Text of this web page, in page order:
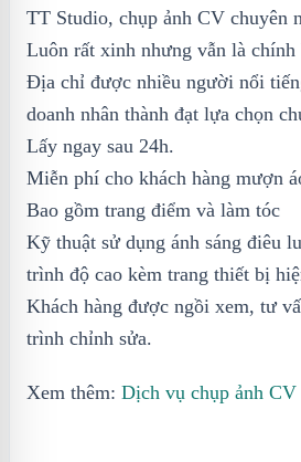
TT Studio, chụp ảnh CV chuyên
Luôn rất xinh nhưng vẫn là chính
Địa chỉ được nhiều người nổi
doanh nhân thành đạt lựa chọn
Lấy ngay sau 24h.
Miễn phí cho khách hàng mượn
Bao gồm trang điểm và làm tóc
Kỹ thuật sử dụng ánh sáng điêu
trình độ cao kèm trang thiết bị
Khách hàng được ngồi xem, tư
trình chỉnh sửa.
Xem thêm: Dịch vụ chụp ảnh CV